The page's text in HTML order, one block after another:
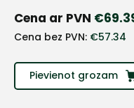
Cena ar PVN €
Cena bez PVN: €57.34
Pievienot grozam